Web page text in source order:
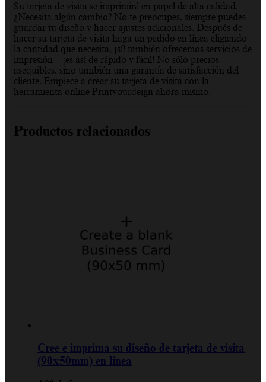
Su tarjeta de visita se imprimirá en papel de alta calidad.
¿Necesita algún cambio? No te preocupes, siempre puedes
guardar tu diseño y hacer ajustes adicionales. Después de
hacer su tarjeta de visita haga un pedido en línea eligiendo
la cantidad que necesita, ¡sí! también ofrecemos servicios de
impresión – ¡es así de rápido y fácil! No sólo precios
asequibles, sino también una garantía de satisfacción del
cliente. Empiece a crear su tarjeta de visita con la
herramienta online Printyourdeign ahora mismo.
Productos relacionados
Cree e imprima su diseño de tarjeta de visita
(90x50mm) en línea